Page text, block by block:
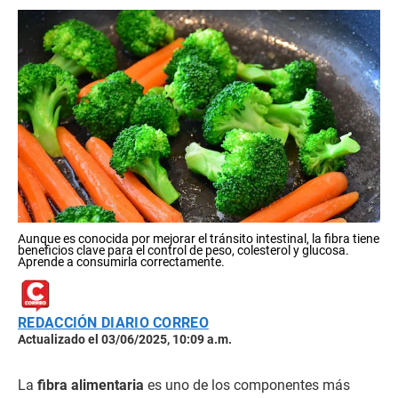
Aunque es conocida por mejorar el tránsito intestinal, la fibra tiene
beneficios clave para el control de peso, colesterol y glucosa.
Aprende a consumirla correctamente.
REDACCIÓN DIARIO CORREO
Actualizado el 03/06/2025, 10:09 a.m.
La fibra alimentaria es uno de los componentes más